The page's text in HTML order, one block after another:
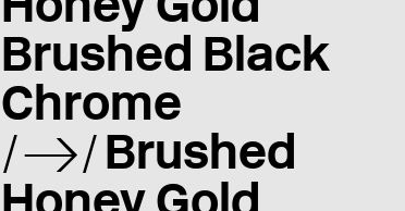
Brushed Black
Chrome
Brushed